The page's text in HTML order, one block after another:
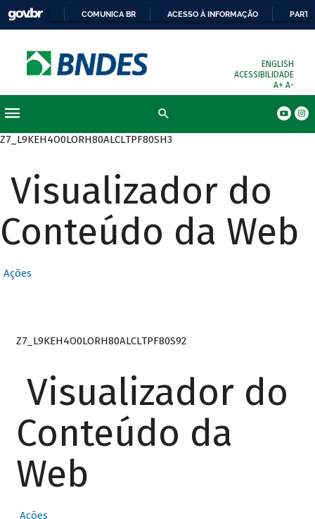
COMUNICA BR ACESSO À INFORMAÇÃO
ENGLISH
ACESSIBILIDADE
A+ A-
Z7_L9KEH4O0LORH80ALCLTPF80SH3
Visualizador do
Conteúdo da Web
Ações
Z7_L9KEH4O0LORH80ALCLTPF80S92
Visualizador do
Conteúdo da
Web
Ações